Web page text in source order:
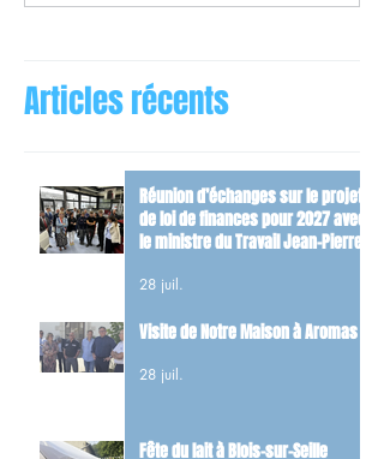
Articles récents
Réunion d’échanges sur le projet
de loi de finances pour 2027 avec
le ministre du Travail Jean-Pierre
28 juil.
Visite de Notre Maison à Aromas
28 juil.
Fête du lait à Blois-sur-Seille